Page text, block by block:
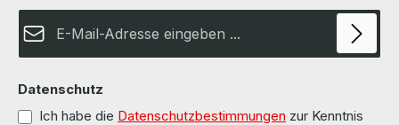
Datenschutz
Ich habe die Datenschutzbestimmungen zur Kenntnis